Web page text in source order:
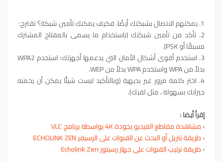
1. يمكنهم الاتصال بشبكتك أيضًا. فكيف يمكنك تأمين شبكة؟ نقترح:
2. تأكد من تأمين شبكتك (باستخدام ما يسمى بالمفتاح المشترك
مسبقًا أو PSK).
3. استخدم أقوى أشكال الأمان التي يدعمها أجهزتك: استخدم WPA2
بدلاً من WPA واستخدم WPA بدلاً من WEP.
4. اختر كلمة مرور غير بديهية (وبالتأكيد ليست شيئًا يمكن أن يخمنه
جيرانك بسهولة ، مثل لقبك).
إقرأ أيضا :
›مشاهدة مقاطع الفيديو بجودة 4K بواسطة برنامج VLC
›طريقة تنزيل أو البحث عن القنوات على الرسيفر ECHOLINK ZEN‏
›طريقة ترتيب القنوات على جهاز رسبتور Echolink Zen